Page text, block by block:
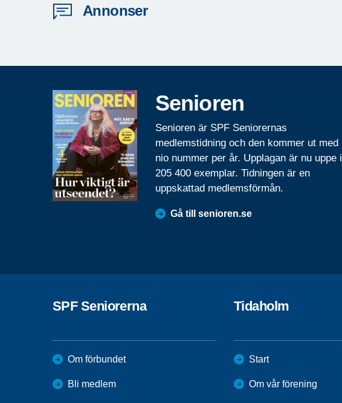
Annonser
Senioren
Senioren är SPF Seniorernas
medlemstidning och den kommer ut med
nio nummer per år. Upplagan är nu uppe i
205 400 exemplar. Tidningen är en
uppskattad medlemsförmån.
Gå till senioren.se
SPF Seniorerna
Om förbundet
Bli medlem
Tidaholm
Start
Om vår förening